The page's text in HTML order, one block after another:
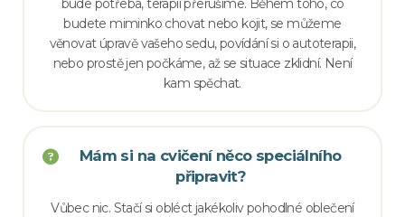
bude potřeba, terapii přerušíme. Během toho, co
budete miminko chovat nebo kojit, se můžeme
věnovat úpravě vašeho sedu, povídání si o autoterapii,
nebo prostě jen počkáme, až se situace zklidní. Není
kam spěchat.
Mám si na cvičení něco speciálního
připravit?
Vůbec nic. Stačí si obléct jakékoliv pohodlné oblečení